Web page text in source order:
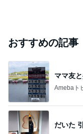
おすすめの記事
ママ友
Amebaト
だいた